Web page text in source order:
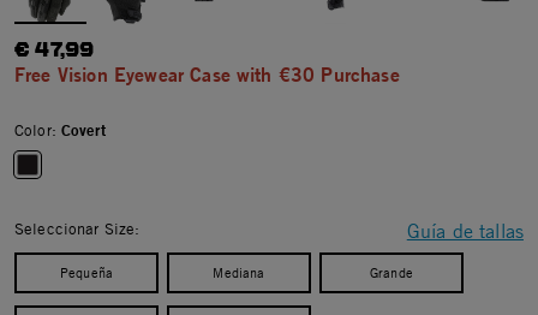
€ 47,99
Free Vision Eyewear Case with €30 Purchase
Color: Covert
Guía de tallas
Seleccionar Size:
Pequeña Mediana Grande